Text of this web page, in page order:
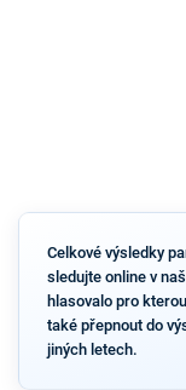
Celkové výsledky
sledujte online v
hlasovalo pro
také přepnout do
jiných letech.